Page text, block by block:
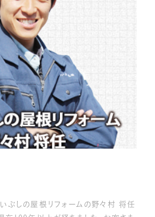
いぶしの屋根リフォームの野々村 将任